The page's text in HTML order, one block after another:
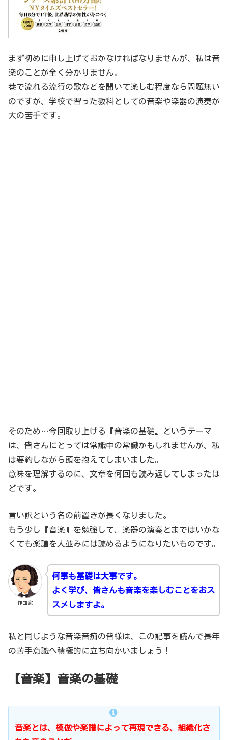
まず初めに申し上げておかなければなりませんが、私は音
楽のことが全く分かりません。
巷で流れる流行の歌などを聞いて楽しむ程度なら問題無い
のですが、学校で習った教科としての音楽や楽器の演奏が
大の苦手です。
そのため…今回取り上げる『音楽の基礎』というテーマ
は、皆さんにとっては常識中の常識かもしれませんが、私
は要約しながら頭を抱えてしまいました。
意味を理解するのに、文章を何回も読み返してしまったほ
どです。
言い訳という名の前置きが長くなりました。
もう少し『音楽』を勉強して、楽器の演奏とまではいかな
くても楽譜を人並みには読めるようになりたいものです。
作曲家
何事も基礎は大事です。
よく学び、皆さんも音楽を楽しむことをおス
スメしますよ。
私と同じような音楽音痴の皆様は、この記事を読んで長年
の苦手意識へ積極的に立ち向かいましょう！
【音楽】音楽の基礎
音楽とは、模倣や楽譜によって再現できる、組織化さ